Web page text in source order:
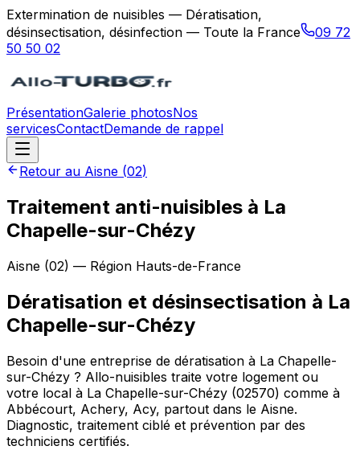
Extermination de nuisibles — Dératisation,
désinsectisation, désinfection — Toute la France
09 72
50 50 02
PrésentationGalerie photosNos
servicesContactDemande de rappel
Retour au Aisne (02)
Traitement anti-nuisibles à La
Chapelle-sur-Chézy
Aisne (02) — Région Hauts-de-France
Dératisation et désinsectisation à La
Chapelle-sur-Chézy
Besoin d'une entreprise de dératisation à La Chapelle-
sur-Chézy ? Allo-nuisibles traite votre logement ou
votre local à La Chapelle-sur-Chézy (02570) comme à
Abbécourt, Achery, Acy, partout dans le Aisne.
Diagnostic, traitement ciblé et prévention par des
techniciens certifiés.